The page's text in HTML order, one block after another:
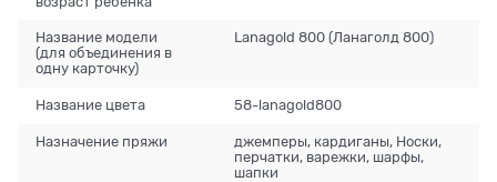
Название модели
(для объединения в
одну карточку)
Lanagold 800 (Ланаголд 800)
Название цвета 58-lanagold800
Назначение пряжи
джемперы, кардиганы, Носки,
перчатки, варежки, шарфы,
шапки